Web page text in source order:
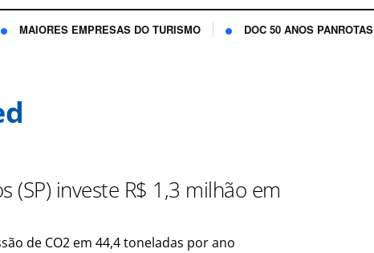
MAIORES EMPRESAS DO TURISMO DOC 50 ANOS PANROTAS
(SP) investe R$ 1,3 milhão em
de CO2 em 44,4 toneladas por ano